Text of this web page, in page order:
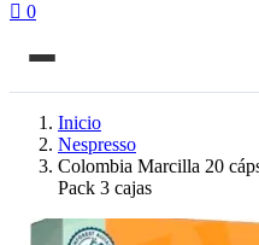
 0
Inicio
Nespresso
Colombia Marcilla 20
Pack 3 cajas